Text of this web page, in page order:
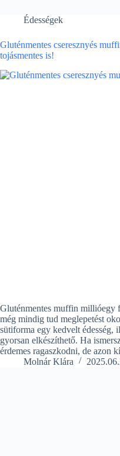
Édességek
Gluténmentes cseresznyés
tojásmentes is!
Gluténmentes muffin millióegy
még mindig tud meglepetést
sütiforma egy kedvelt édesség,
gyorsan elkészíthető. Ha
érdemes ragaszkodni, de azon
Molnár Klára